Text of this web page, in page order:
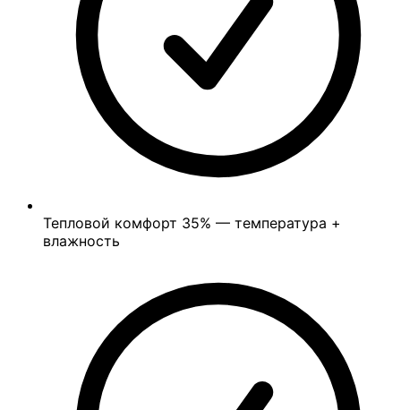
Тепловой комфорт 35% — температура +
влажность